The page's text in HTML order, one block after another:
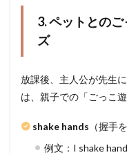
3. ペットとの
ズ
放課後、主人公が先生
は、親子での「ごっこ
shake hands （握手
例文：I shake